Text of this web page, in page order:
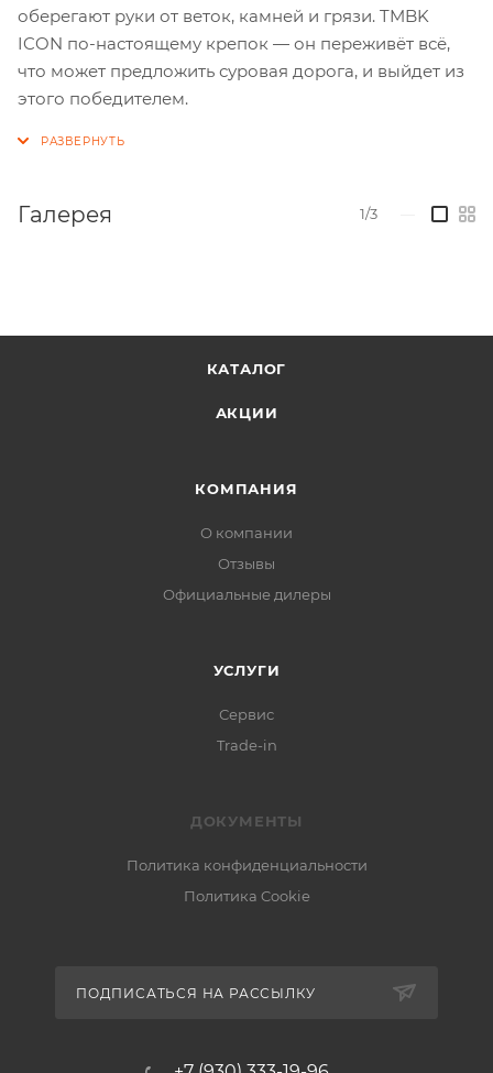
оберегают руки от веток, камней и грязи. TMBK
ICON по-настоящему крепок — он переживёт всё,
что может предложить суровая дорога, и выйдет из
этого победителем.
Галерея 1/3
КАТАЛОГ
АКЦИИ
КОМПАНИЯ
О компании
Отзывы
Официальные дилеры
УСЛУГИ
Сервис
Trade-in
ДОКУМЕНТЫ
Политика конфиденциальности
Политика Cookie
ПОДПИСАТЬСЯ НА РАССЫЛКУ